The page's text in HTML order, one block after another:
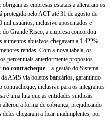
as empresas estatais a alteraram os
protegida pelo ACT até 31 de agosto de
mil usuários, inclusive aposentados e
do Grande Risco, a empresa concordou
aumentos abusivos chegavam a 1.422%,
rendas. Com a nova tabela, os
percentuais anteriormente propostos.
no contracheque – a gestão do Sistema
AMS via boletos bancários, garantindo
inclusive para os integrantes
é uma luta que as entidades sindicais
a forma de cobrança, prejudicando
chegaram a ficar inadimplentes, por